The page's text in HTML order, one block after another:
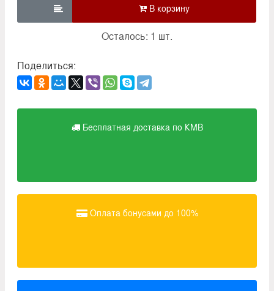

Осталось: 1 шт.
Поделиться:
Бесплатная доставка по КМВ
Оплата бонусами до 100%